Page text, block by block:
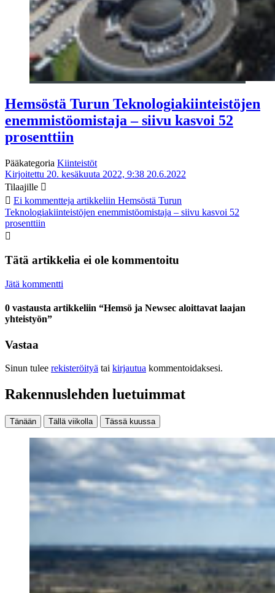
Hemsöstä Turun Teknologiakiinteistöjen
enemmistöomistaja – siivu kasvoi 52
prosenttiin
Pääkategoria Kiinteistöt
Kirjoitettu 20. kesäkuuta 2022, 9:38 20.6.2022
Tilaajille
Ei kommentteja artikkeliin Hemsöstä Turun
Teknologiakiinteistöjen enemmistöomistaja – siivu kasvoi 52
prosenttiin
Tätä artikkelia ei ole kommentoitu
Jätä kommentti
0 vastausta artikkeliin “Hemsö ja Newsec aloittavat laajan
yhteistyön”
Vastaa
Sinun tulee rekisteröityä tai kirjautua kommentoidaksesi.
Rakennuslehden luetuimmat
Tänään Tällä viikolla Tässä kuussa